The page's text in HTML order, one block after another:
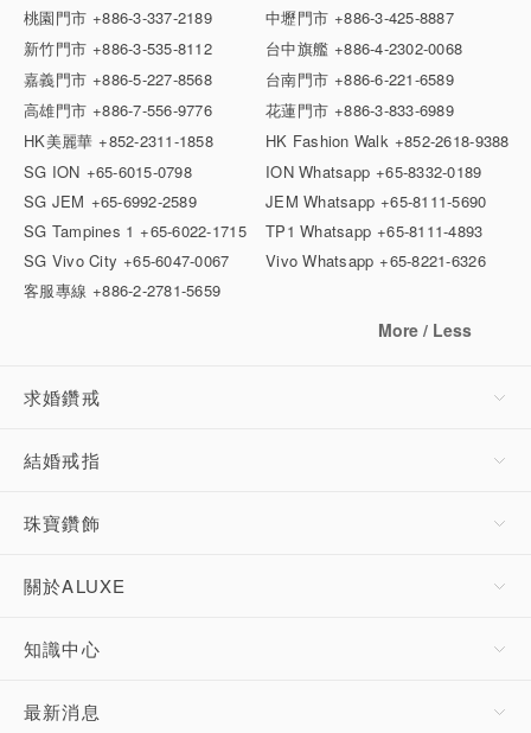
桃園門市 +886-3-337-2189 中壢門市 +886-3-425-8887
新竹門市 +886-3-535-8112 台中旗艦 +886-4-2302-0068
嘉義門市 +886-5-227-8568 台南門市 +886-6-221-6589
高雄門市 +886-7-556-9776 花蓮門市 +886-3-833-6989
HK美麗華 +852-2311-1858 HK Fashion Walk +852-2618-9388
SG ION +65-6015-0798 ION Whatsapp +65-8332-0189
SG JEM +65-6992-2589 JEM Whatsapp +65-8111-5690
SG Tampines 1 +65-6022-1715 TP1 Whatsapp +65-8111-4893
SG Vivo City +65-6047-0067 Vivo Whatsapp +65-8221-6326
客服專線 +886-2-2781-5659
More / Less
求婚鑽戒
結婚戒指
珠寶鑽飾
關於ALUXE
知識中心
最新消息